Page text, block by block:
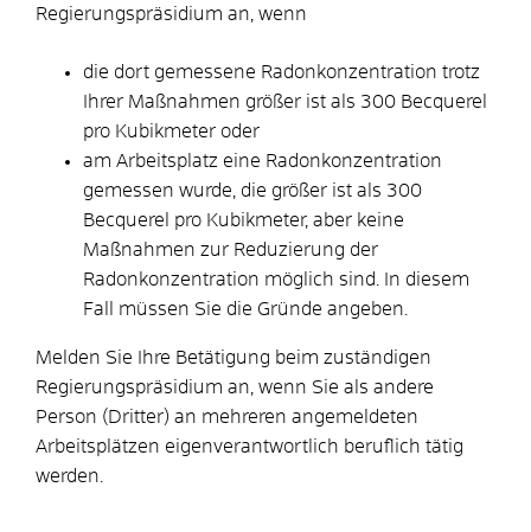
Regierungspräsidium an, wenn
die dort gemessene Radonkonzentration trotz
Ihrer Maßnahmen größer ist als 300 Becquerel
pro Kubikmeter oder
am Arbeitsplatz eine Radonkonzentration
gemessen wurde, die größer ist als 300
Becquerel pro Kubikmeter, aber keine
Maßnahmen zur Reduzierung der
Radonkonzentration möglich sind. In diesem
Fall müssen Sie die Gründe angeben.
Melden Sie Ihre Betätigung beim zuständigen
Regierungspräsidium an, wenn Sie als andere
Person (Dritter) an mehreren angemeldeten
Arbeitsplätzen eigenverantwortlich beruflich tätig
werden.